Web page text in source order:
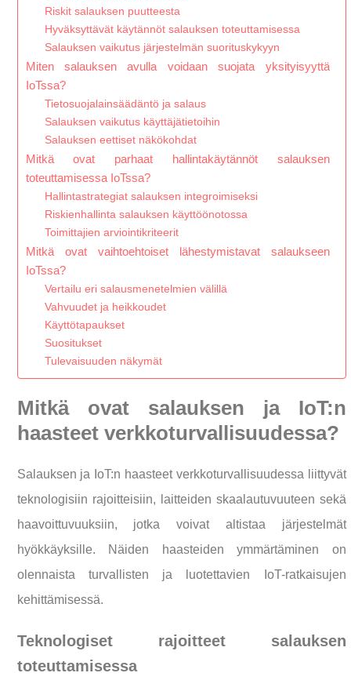
Riskit salauksen puutteesta
Hyväksyttävät käytännöt salauksen toteuttamisessa
Salauksen vaikutus järjestelmän suorituskykyyn
Miten salauksen avulla voidaan suojata yksityisyyttä
IoTssa?
Tietosuojalainsäädäntö ja salaus
Salauksen vaikutus käyttäjätietoihin
Salauksen eettiset näkökohdat
Mitkä ovat parhaat hallintakäytännöt salauksen
toteuttamisessa IoTssa?
Hallintastrategiat salauksen integroimiseksi
Riskienhallinta salauksen käyttöönotossa
Toimittajien arviointikriteerit
Mitkä ovat vaihtoehtoiset lähestymistavat salaukseen
IoTssa?
Vertailu eri salausmenetelmien välillä
Vahvuudet ja heikkoudet
Käyttötapaukset
Suositukset
Tulevaisuuden näkymät
Mitkä ovat salauksen ja IoT:n
haasteet verkkoturvallisuudessa?
Salauksen ja IoT:n haasteet verkkoturvallisuudessa liittyvät
teknologisiin rajoitteisiin, laitteiden skaalautuvuuteen sekä
haavoittuvuuksiin, jotka voivat altistaa järjestelmät
hyökkäyksille. Näiden haasteiden ymmärtäminen on
olennaista turvallisten ja luotettavien IoT-ratkaisujen
kehittämisessä.
Teknologiset rajoitteet salauksen
toteuttamisessa